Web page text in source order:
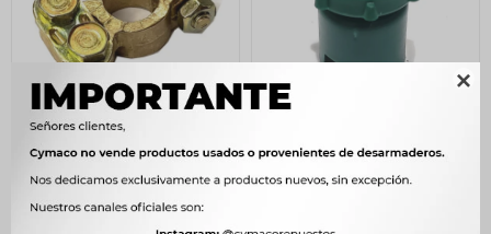

TERMINAL - TERMINAL
$ 136
113
TERMINAL - BATERIA
PLASTICO -